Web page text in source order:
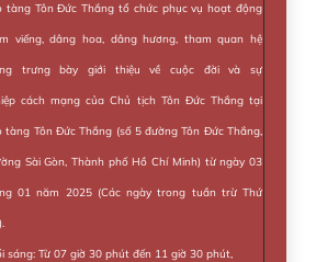
tàng Tôn Đức Thắng tổ chức phục vụ hoạt động
viếng, dâng hoa, dâng hương, tham quan hệ
trưng bày giới thiệu về cuộc đời và sự
cách mạng của Chủ tịch Tôn Đức Thắng tại
tàng Tôn Đức Thắng (số 5 đường Tôn Đức Thắng,
Sài Gòn, Thành phố Hồ Chí Minh) từ ngày 03
01 năm 2025 (Các ngày trong tuần trừ Thứ
sáng: Từ 07 giờ 30 phút đến 11 giờ 30 phút,